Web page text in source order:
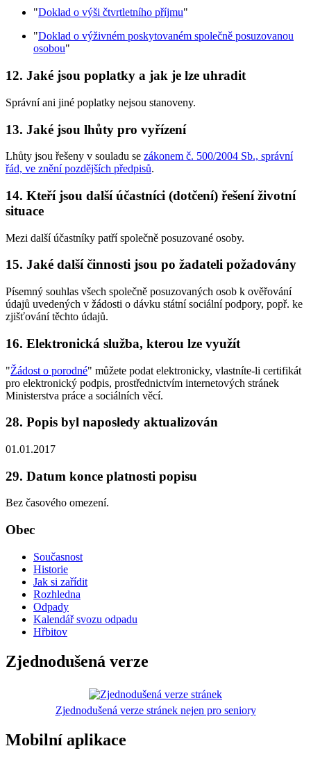
"Doklad o výši čtvrtletního příjmu"
"Doklad o výživném poskytovaném společně posuzovanou
osobou"
12. Jaké jsou poplatky a jak je lze uhradit
Správní ani jiné poplatky nejsou stanoveny.
13. Jaké jsou lhůty pro vyřízení
Lhůty jsou řešeny v souladu se zákonem č. 500/2004 Sb., správní
řád, ve znění pozdějších předpisů.
14. Kteří jsou další účastníci (dotčení) řešení životní
situace
Mezi další účastníky patří společně posuzované osoby.
15. Jaké další činnosti jsou po žadateli požadovány
Písemný souhlas všech společně posuzovaných osob k ověřování
údajů uvedených v žádosti o dávku státní sociální podpory, popř. ke
zjišťování těchto údajů.
16. Elektronická služba, kterou lze využít
"Žádost o porodné" můžete podat elektronicky, vlastníte-li certifikát
pro elektronický podpis, prostřednictvím internetových stránek
Ministerstva práce a sociálních věcí.
28. Popis byl naposledy aktualizován
01.01.2017
29. Datum konce platnosti popisu
Bez časového omezení.
Obec
Současnost
Historie
Jak si zařídit
Rozhledna
Odpady
Kalendář svozu odpadu
Hřbitov
Zjednodušená verze
Zjednodušená verze stránek nejen pro seniory
Mobilní aplikace